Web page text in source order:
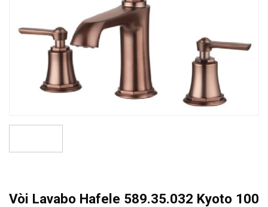
Vòi Lavabo Hafele 589.35.032 Kyoto 100